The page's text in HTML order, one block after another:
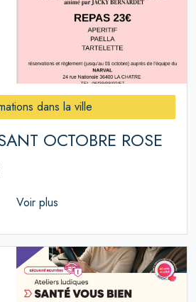
dans la ville
OCTOBRE ROSE
Voir plus